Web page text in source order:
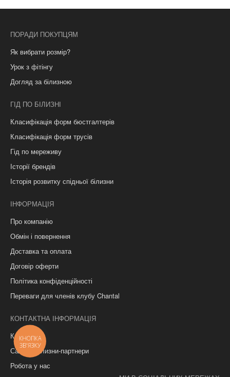
ПОРАДИ ПОКУПЦЯМ
Як вибрати розмір?
Урок з фітінгу
Догляд за білизною
ГІД ПО БІЛИЗНІ
Класифікація форм бюстгалтерів
Класифікація форм трусів
Гід по мереживу
Історії брендів
Історія розвитку спідньої білизни
ІНФОРМАЦІЯ
Про компанію
Обмін і повернення
Доставка та оплата
Договір оферти
Політика конфіденційності
Переваги для членів клубу Chantal
КОНТАКТНА ІНФОРМАЦІЯ
Контакти
Салони білизни-партнери
Робота у нас
КНОПКА
ЗВ'ЯЗКУ